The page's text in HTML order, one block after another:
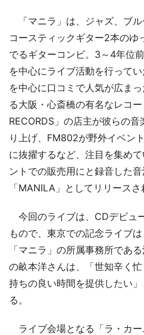
「マニラ」は、ジャズ、ブ
コースティックギター2本のゆ
でるギターコンビ。3～4年位
を中心にライブ活動を行って
を中心に口コミで人気が広ま
る大阪・心斎橋の有名なレコ
RECORDS」の店主が彼らの
り上げ、FM802が野外イベン
に抜擢するなど、注目を集め
ントでの販売用にと録音した
「MANILA」としてリリースさ
今回のライブは、CDデビュ
もので、東京での記念ライブは
「マニラ」の所属事務所であ
の畝本洋さんは、「世知辛く
持ちの良い時間を提供したい
る。
ライブ会場となる「ラ・カ